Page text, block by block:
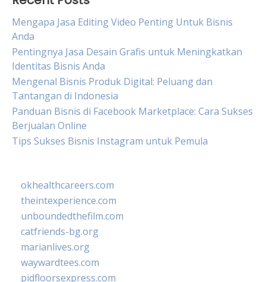
Mengapa Jasa Editing Video Penting Untuk Bisnis
Anda
Pentingnya Jasa Desain Grafis untuk Meningkatkan
Identitas Bisnis Anda
Mengenal Bisnis Produk Digital: Peluang dan
Tantangan di Indonesia
Panduan Bisnis di Facebook Marketplace: Cara Sukses
Berjualan Online
Tips Sukses Bisnis Instagram untuk Pemula
okhealthcareers.com
theintexperience.com
unboundedthefilm.com
catfriends-bg.org
marianlives.org
waywardtees.com
pidfloorsexpress.com